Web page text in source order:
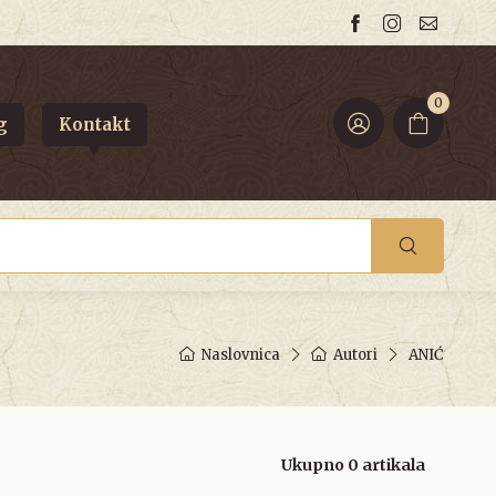
0
Kontakt
Naslovnica Autori ANIĆ
Ukupno 0 artikala